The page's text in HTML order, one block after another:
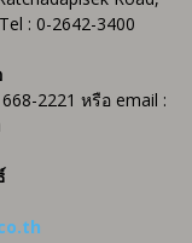
: 0-2642-3400
2221 หรือ email :